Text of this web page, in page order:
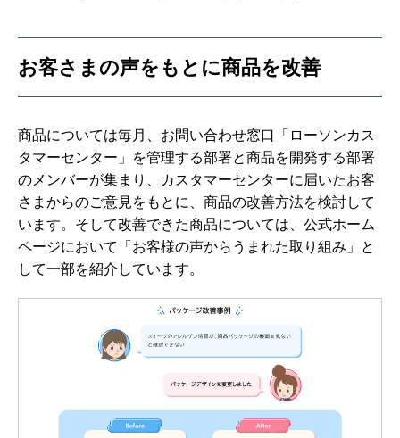
お客さまの声をもとに商品を改善
商品については毎月、お問い合わせ窓口「ローソンカス
タマーセンター」を管理する部署と商品を開発する部署
のメンバーが集まり、カスタマーセンターに届いたお客
さまからのご意見をもとに、商品の改善方法を検討して
います。そして改善できた商品については、公式ホーム
ページにおいて「お客様の声からうまれた取り組み」と
して一部を紹介しています。